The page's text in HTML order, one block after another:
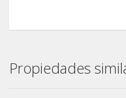
Propiedades